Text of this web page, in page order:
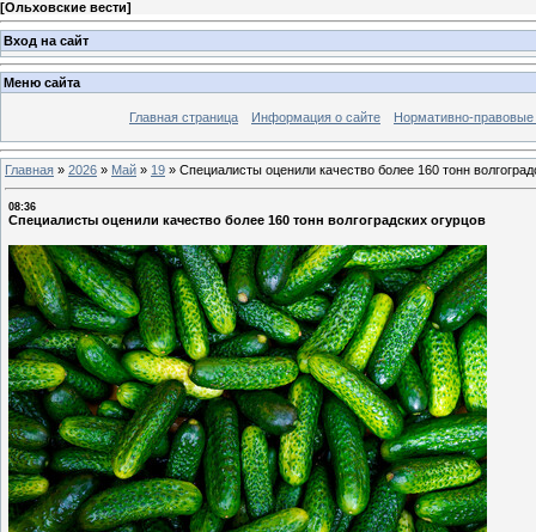
[Ольховские вести]
Вход на сайт
Меню сайта
Главная страница Информация о сайте Нормативно-правовые
Главная » 2026 » Май » 19 » Специалисты оценили качество более 160 тонн
08:36
Специалисты оценили качество более 160 тонн волгоградских огурцов